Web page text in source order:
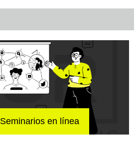
Seminarios en línea